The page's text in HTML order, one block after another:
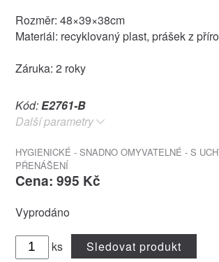
Rozměr: 48×39×38cm
Materiál: recyklovaný plast, prášek z
Záruka: 2 roky
Kód:E2761-B
Další parametry
HYGIENICKÉ - SNADNO OMYVATELNÉ - S
PŘENÁŠENÍ
Cena: 995 Kč
Vyprodáno
ks Sledovat produkt